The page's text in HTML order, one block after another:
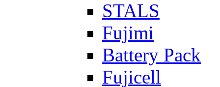
STALS
Fujimi
Battery Pack
Fujicell